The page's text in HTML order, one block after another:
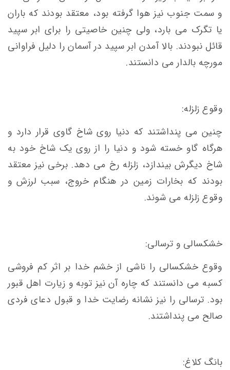
و سمت جنوب نیز هوا گرفته بود، معتقد بودند که باران
یا تگرک می بارد، ولی چنین خاصیتی را برای ابر سپید
قائل نبودند. بالا آمدن ابر سپید در آسمان را دلیل فراوانی
مورچه بالدار می دانستند.
وقوع زلزله:
چنین می پنداشتند که دنیا روی شاخ گاوی قرار دارد و
هرگاه گاو خسته شود و دنیا را از روی یک شاخ خود به
شاخ دیگرش بیندازد، زلزله رخ می دهد. برخی نیز معتقد
بودند که بخارات زمین در هنگام خروج، سبب لرزش و
وقوع زلزله می شوند.
خشکسالی و ترسالی:
وقوع خشکسالی را ناشی از خشم خدا بر اثر کم فروشی
کسبه می دانستند که چاره آن نیز توبه و زیارت اهل قبور
بود. ترسالی را نیز نشانه رضایت خدا و قبول دعای فردی
صالح می پنداشتند.
بانگ کلاغ: